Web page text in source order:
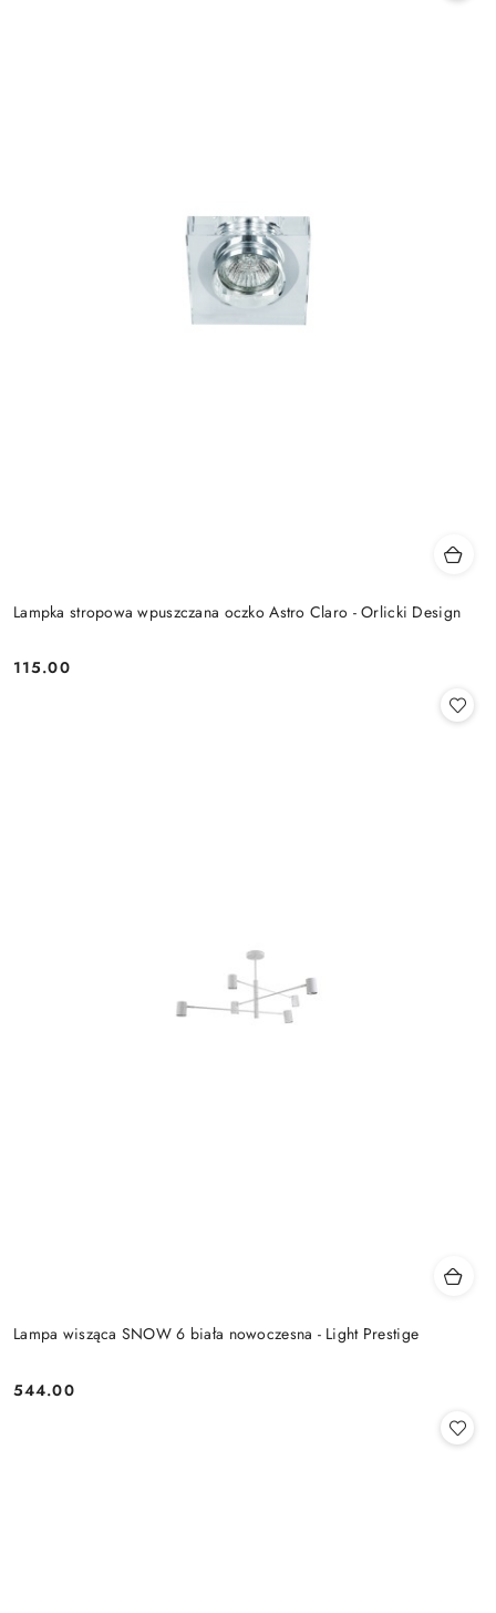
Lampka stropowa wpuszczana oczko Astro Claro - Orlicki Design
Cena:
115.00
Lampa wisząca SNOW 6 biała nowoczesna - Light Prestige
Cena:
544.00